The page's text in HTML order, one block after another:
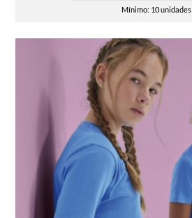
Mínimo: 10 unidades